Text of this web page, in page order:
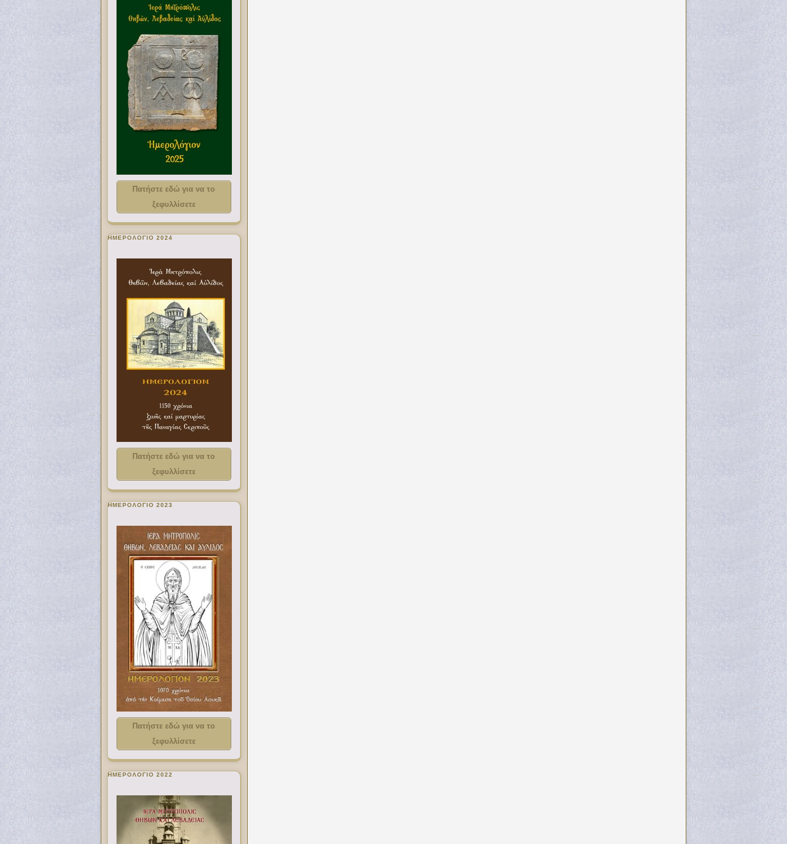
Πατήστε εδώ για να το
ξεφυλλίσετε
ΗΜΕΡΟΛΟΓΙΟ 2024
Πατήστε εδώ για να το
ξεφυλλίσετε
ΗΜΕΡΟΛΟΓΙΟ 2023
Πατήστε εδώ για να το
ξεφυλλίσετε
ΗΜΕΡΟΛΟΓΙΟ 2022